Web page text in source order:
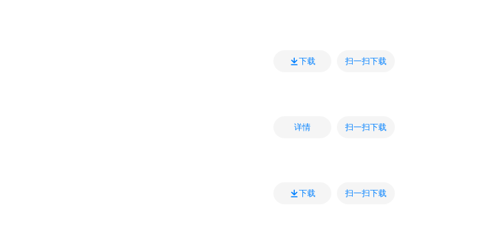
下载 扫一扫下载
详情 扫一扫下载
下载 扫一扫下载